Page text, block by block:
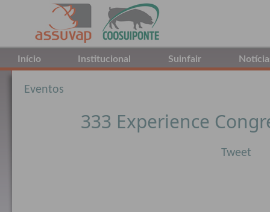
Início Institucional Suinfair
Eventos
333 Experience
Tweet